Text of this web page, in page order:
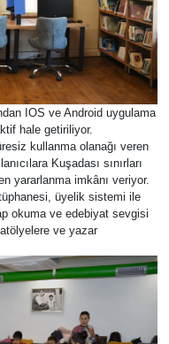
IOS ve Android uygulama
hale getiriliyor.
kullanma olanağı veren
Kuşadası sınırları
yararlanma imkânı veriyor.
üyelik sistemi ile
okuma ve edebiyat sevgisi
ve yazar